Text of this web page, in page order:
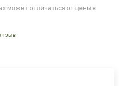
может отличаться от цены в